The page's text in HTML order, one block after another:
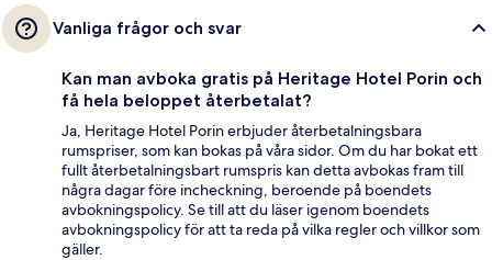
Vanliga frågor och svar
Kan man avboka gratis på Heritage Hotel Porin och
få hela beloppet återbetalat?
Ja, Heritage Hotel Porin erbjuder återbetalningsbara
rumspriser, som kan bokas på våra sidor. Om du har bokat ett
fullt återbetalningsbart rumspris kan detta avbokas fram till
några dagar före incheckning, beroende på boendets
avbokningspolicy. Se till att du läser igenom boendets
avbokningspolicy för att ta reda på vilka regler och villkor som
gäller.